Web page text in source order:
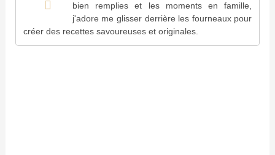
bien remplies et les moments en famille,
j'adore me glisser derrière les fourneaux pour
créer des recettes savoureuses et originales.